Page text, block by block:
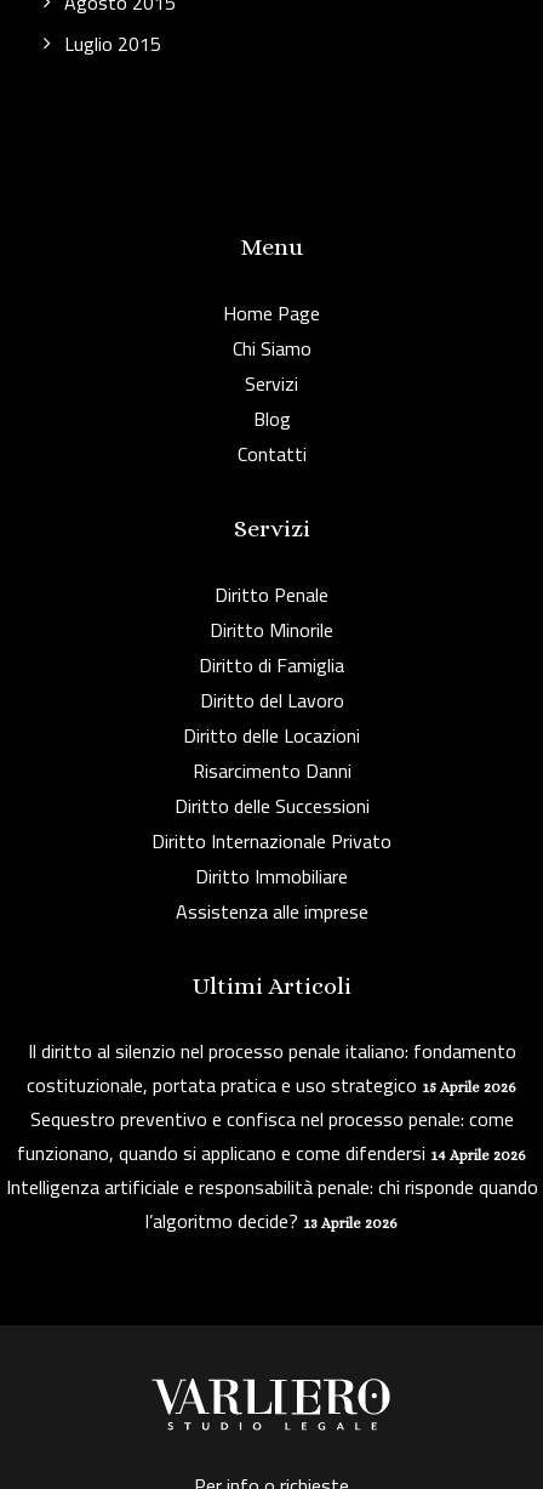
Luglio 2015
Menu
Home Page
Chi Siamo
Servizi
Blog
Contatti
Servizi
Diritto Penale
Diritto Minorile
Diritto di Famiglia
Diritto del Lavoro
Diritto delle Locazioni
Risarcimento Danni
Diritto delle Successioni
Diritto Internazionale Privato
Diritto Immobiliare
Assistenza alle imprese
Ultimi Articoli
Il diritto al silenzio nel processo penale italiano: fondamento
costituzionale, portata pratica e uso strategico 15 Aprile 2026
Sequestro preventivo e confisca nel processo penale: come
funzionano, quando si applicano e come difendersi 14 Aprile 2026
Intelligenza artificiale e responsabilità penale: chi risponde quando
l’algoritmo decide? 13 Aprile 2026